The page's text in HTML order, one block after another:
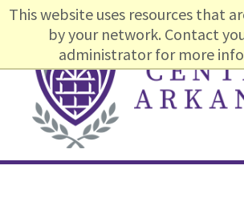
This website uses resources that
by your network. Contact
administrator for more
Skip
navigation
Skip
Skip
Main